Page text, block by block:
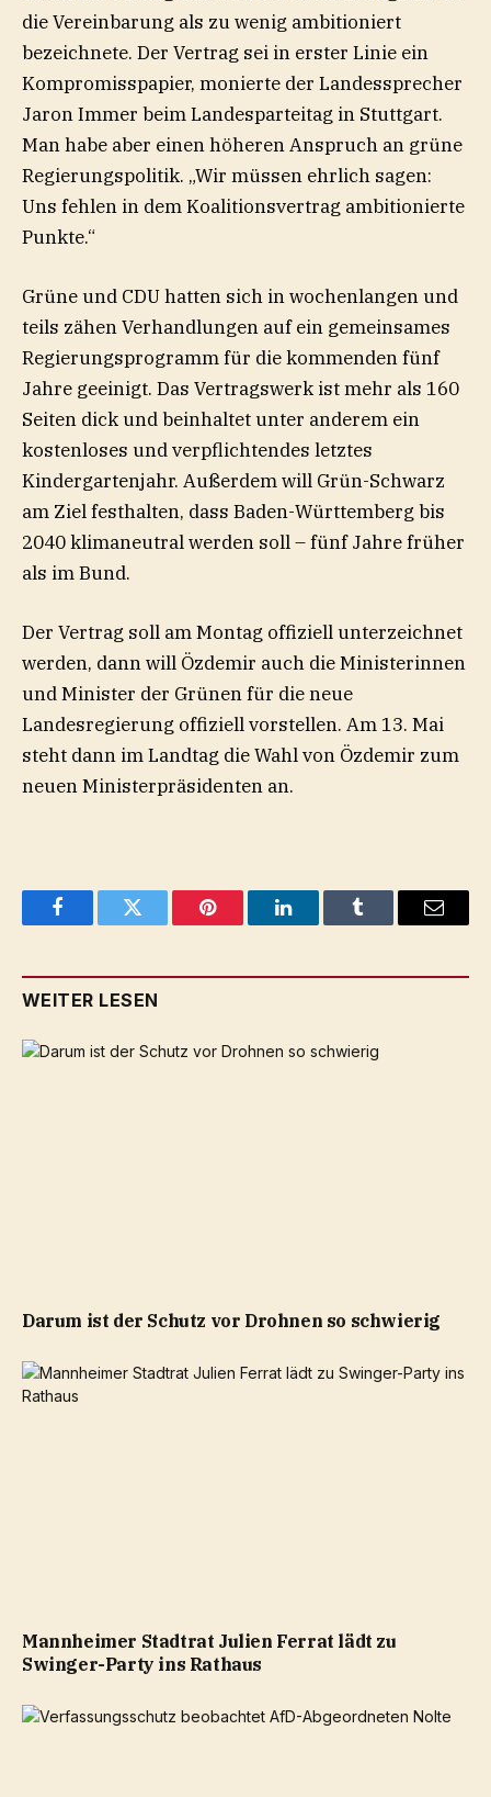
die Vereinbarung als zu wenig ambitioniert
bezeichnete. Der Vertrag sei in erster Linie ein
Kompromisspapier, monierte der Landessprecher
Jaron Immer beim Landesparteitag in Stuttgart.
Man habe aber einen höheren Anspruch an grüne
Regierungspolitik. „Wir müssen ehrlich sagen:
Uns fehlen in dem Koalitionsvertrag ambitionierte
Punkte.“
Grüne und CDU hatten sich in wochenlangen und
teils zähen Verhandlungen auf ein gemeinsames
Regierungsprogramm für die kommenden fünf
Jahre geeinigt. Das Vertragswerk ist mehr als 160
Seiten dick und beinhaltet unter anderem ein
kostenloses und verpflichtendes letztes
Kindergartenjahr. Außerdem will Grün-Schwarz
am Ziel festhalten, dass Baden-Württemberg bis
2040 klimaneutral werden soll – fünf Jahre früher
als im Bund.
Der Vertrag soll am Montag offiziell unterzeichnet
werden, dann will Özdemir auch die Ministerinnen
und Minister der Grünen für die neue
Landesregierung offiziell vorstellen. Am 13. Mai
steht dann im Landtag die Wahl von Özdemir zum
neuen Ministerpräsidenten an.
FacebookTwitter Pinterest LinkedInTumblr Email
WEITER LESEN
Darum ist der Schutz vor Drohnen so schwierig
Mannheimer Stadtrat Julien Ferrat lädt zu
Swinger-Party ins Rathaus